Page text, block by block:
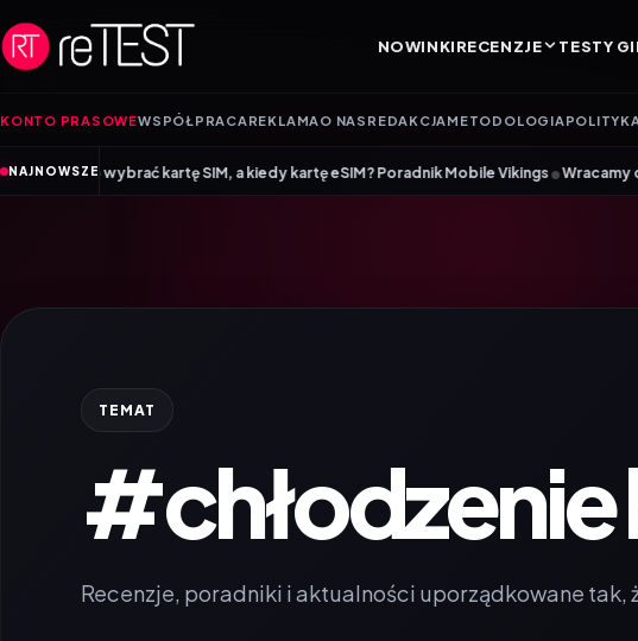
NOWINKIRECENZJE TESTY
KONTO PRASOWEWSPÓŁPRACA REKLAMA O NAS REDAKCJA METODOLOGIA
NAJNOWSZE
kartę SIM, a kiedy kartę eSIM? Poradnik Mobile Vikings•Wracamy do szkoły z
TEMAT
#chłodzenie
Recenzje, poradniki i aktualności uporządkowane